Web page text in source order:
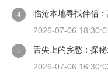
4
临沧本地寻找伴侣
2026-07-06
5
舌尖上的乡愁：探
2026-07-06